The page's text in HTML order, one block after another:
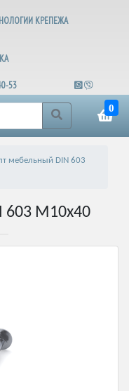
КРЕПЕЖА
53
0
мебельный DIN 603
603 М10х40